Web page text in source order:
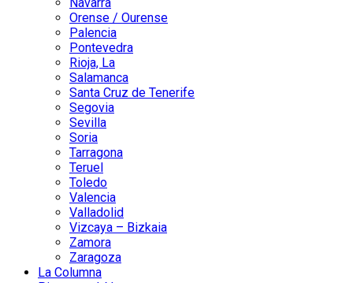
Orense / Ourense
Palencia
Pontevedra
Rioja, La
Salamanca
Santa Cruz de Tenerife
Segovia
Sevilla
Soria
Tarragona
Teruel
Toledo
Valencia
Valladolid
Vizcaya – Bizkaia
Zamora
Zaragoza
La Columna